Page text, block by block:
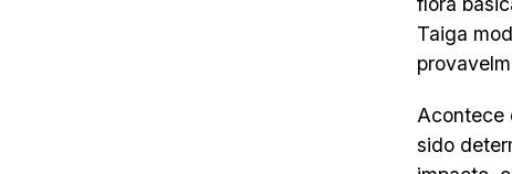
Taiga
Acontece
sido